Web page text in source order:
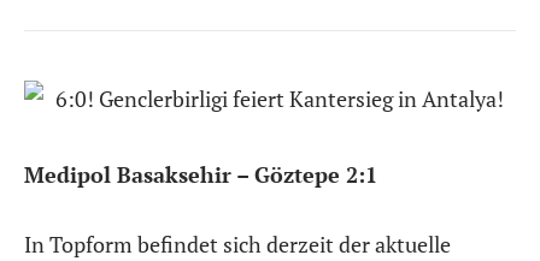
Medipol Basaksehir – Göztepe 2:1
In Topform befindet sich derzeit der aktuelle